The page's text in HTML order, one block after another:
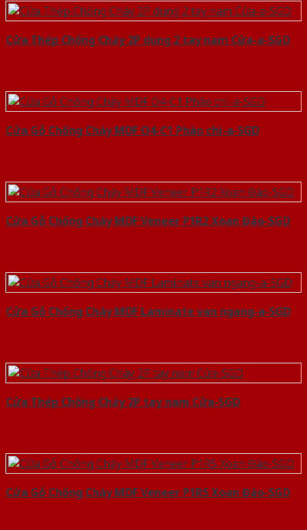
Cửa Thép Chống Cháy 2P dung 2 tay nam Cửa-a-SGD
Cửa Gỗ Chống Cháy MDF O4-C1 Phào chi-a-SGD
Cửa Gỗ Chống Cháy MDF Veneer P1R2 Xoan Đào-SGD
Cửa Gỗ Chống Cháy MDF Laminate van ngang-a-SGD
Cửa Thép Chống Cháy 2P tay nam Cửa-SGD
Cửa Gỗ Chống Cháy MDF Veneer P1R5 Xoan Đào-SGD